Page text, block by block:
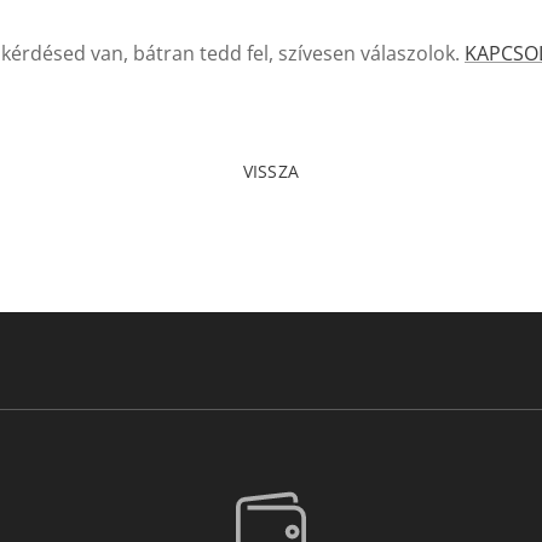
van, bátran tedd fel, szívesen válaszolok.
VISSZA